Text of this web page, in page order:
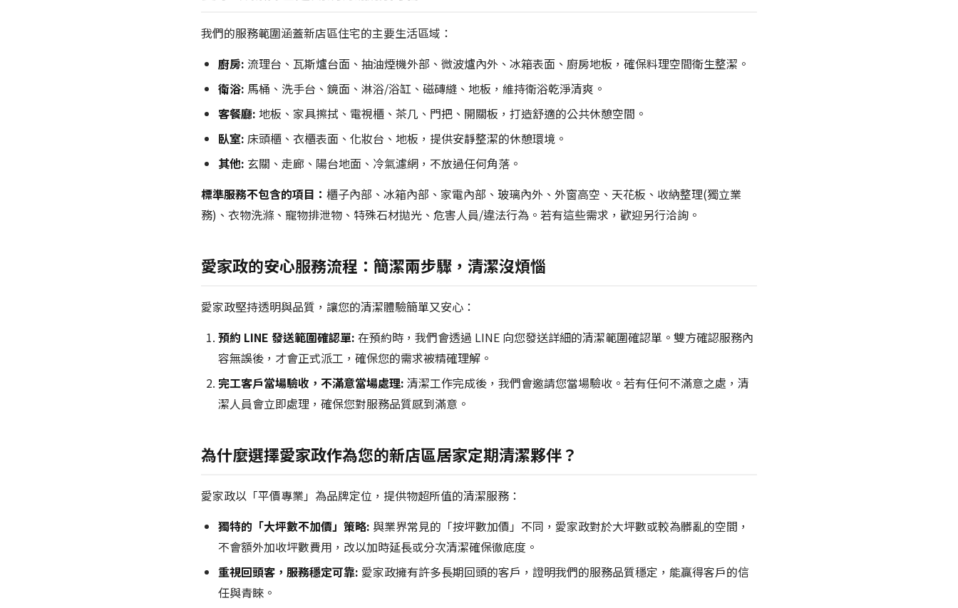
我們的服務範圍涵蓋新店區住宅的主要生活區域：
廚房: 流理台、瓦斯爐台面、抽油煙機外部、微波爐內外、冰箱表面、廚房地板，確保料理空間衛生整潔。
衛浴: 馬桶、洗手台、鏡面、淋浴/浴缸、磁磚縫、地板，維持衛浴乾淨清爽。
客餐廳: 地板、家具擦拭、電視櫃、茶几、門把、開關板，打造舒適的公共休憩空間。
臥室: 床頭櫃、衣櫃表面、化妝台、地板，提供安靜整潔的休憩環境。
其他: 玄關、走廊、陽台地面、冷氣濾網，不放過任何角落。
標準服務不包含的項目： 櫃子內部、冰箱內部、家電內部、玻璃內外、外窗高空、天花板、收納整理(獨立業
務)、衣物洗滌、寵物排泄物、特殊石材拋光、危害人員/違法行為。若有這些需求，歡迎另行洽詢。
愛家政的安心服務流程：簡潔兩步驟，清潔沒煩惱
愛家政堅持透明與品質，讓您的清潔體驗簡單又安心：
預約 LINE 發送範圍確認單: 在預約時，我們會透過 LINE 向您發送詳細的清潔範圍確認單。雙方確認服務內
容無誤後，才會正式派工，確保您的需求被精確理解。
完工客戶當場驗收，不滿意當場處理: 清潔工作完成後，我們會邀請您當場驗收。若有任何不滿意之處，清
潔人員會立即處理，確保您對服務品質感到滿意。
為什麼選擇愛家政作為您的新店區居家定期清潔夥伴？
愛家政以「平價專業」為品牌定位，提供物超所值的清潔服務：
獨特的「大坪數不加價」策略: 與業界常見的「按坪數加價」不同，愛家政對於大坪數或較為髒亂的空間，
不會額外加收坪數費用，改以加時延長或分次清潔確保徹底度。
重視回頭客，服務穩定可靠: 愛家政擁有許多長期回頭的客戶，證明我們的服務品質穩定，能贏得客戶的信
任與青睞。